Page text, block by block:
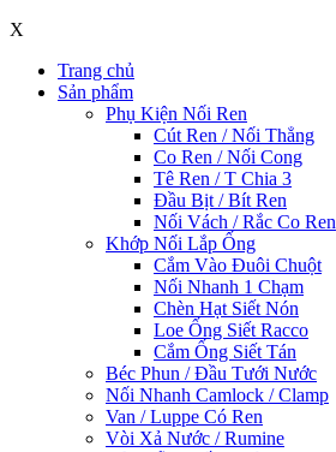
X
Trang chủ
Sản phẩm
Phụ Kiện Nối Ren
Cút Ren / Nối Thẳng
Co Ren / Nối Cong
Tê Ren / T Chia 3
Đầu Bịt / Bít Ren
Nối Vách / Rắc Co Ren
Khớp Nối Lắp Ống
Cắm Vào Đuôi Chuột
Nối Nhanh 1 Chạm
Chèn Hạt Siết Nón
Loe Ống Siết Racco
Cắm Ống Siết Tán
Béc Phun / Đầu Tưới Nước
Nối Nhanh Camlock / Clamp
Van / Luppe Có Ren
Vòi Xả Nước / Rumine